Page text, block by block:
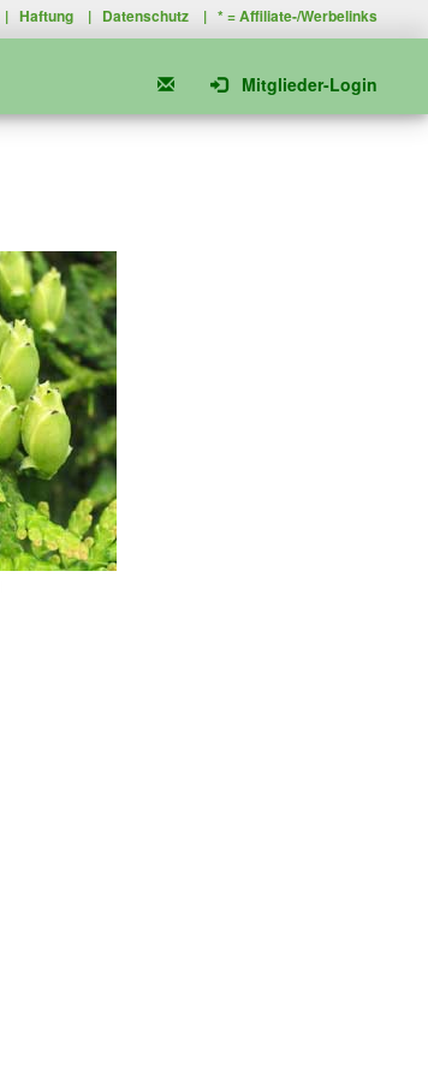
|Haftung | Datenschutz | * =Affiliate-/Werbelinks
Mitglieder-Login